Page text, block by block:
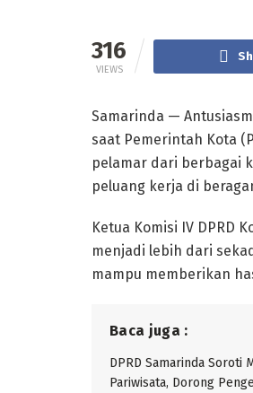
316
VIEWS
Samarinda —
saat Pemerintah Kota
pelamar dari berbagai
peluang kerja di
Ketua Komisi IV DPRD
menjadi lebih dari
mampu memberikan
Baca juga :
DPRD Samarinda Soroti
Pariwisata, Dorong